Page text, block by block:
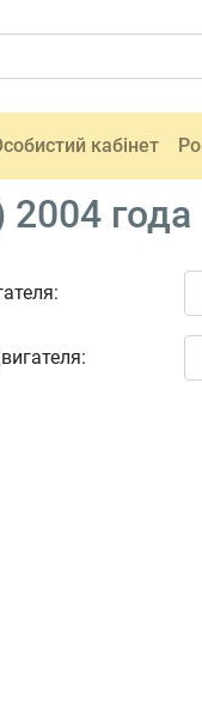
кабінет
года